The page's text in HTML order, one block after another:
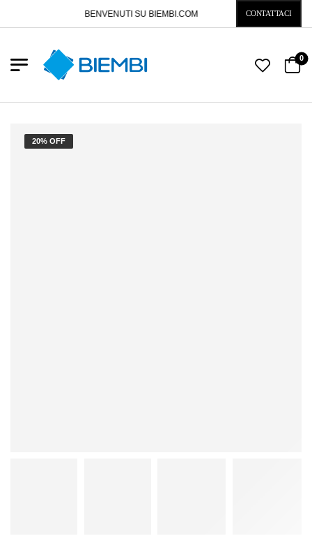
BENVENUTI SU BIEMBI.COM CONTATTACI
0
20% OFF